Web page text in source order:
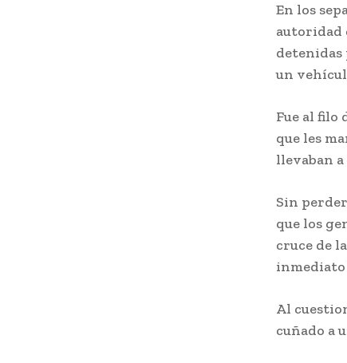
En los
autoridad
detenidas
un
Fue al filo
que les
llevaban
Sin
que los
cruce de
Al
cuñado a